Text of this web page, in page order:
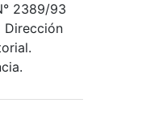
2389/93
Dirección